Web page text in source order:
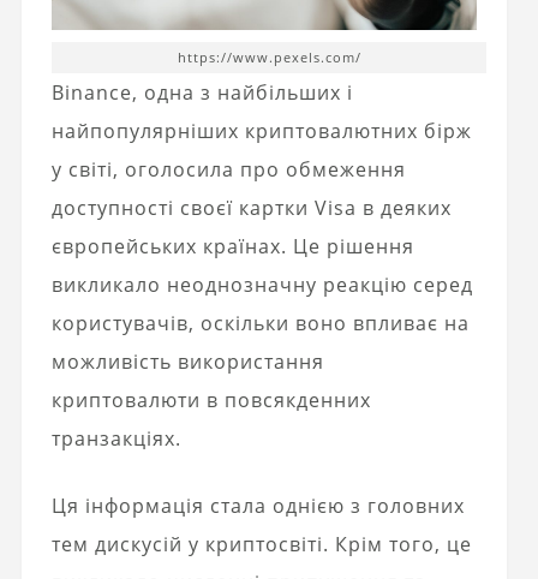
https://www.pexels.com/
Binance, одна з найбільших і
найпопулярніших криптовалютних бірж
у світі, оголосила про обмеження
доступності своєї картки Visa в деяких
європейських країнах. Це рішення
викликало неоднозначну реакцію серед
користувачів, оскільки воно впливає на
можливість використання
криптовалюти в повсякденних
транзакціях.
Ця інформація стала однією з головних
тем дискусій у криптосвіті. Крім того, це